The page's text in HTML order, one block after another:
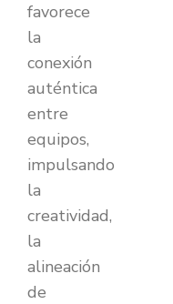
favorece
la
conexión
auténtica
entre
equipos,
impulsando
la
creatividad,
la
alineación
de